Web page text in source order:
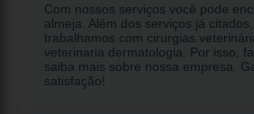
Com nossos serviços você pode
almeja. Além dos serviços já
trabalhamos com cirurgias
veterinaria dermatologia. Por isso,
saiba mais sobre nossa empresa.
satisfação!